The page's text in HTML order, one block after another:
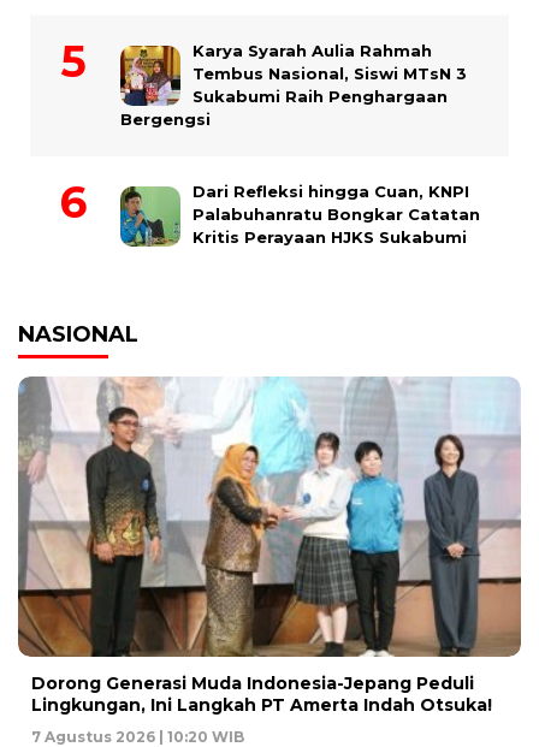
Karya Syarah Aulia Rahmah
Tembus Nasional, Siswi MTsN 3
Sukabumi Raih Penghargaan
Bergengsi
Dari Refleksi hingga Cuan, KNPI
Palabuhanratu Bongkar Catatan
Kritis Perayaan HJKS Sukabumi
NASIONAL
Dorong Generasi Muda Indonesia-Jepang Peduli
Lingkungan, Ini Langkah PT Amerta Indah Otsuka!
7 Agustus 2026 | 10:20 WIB